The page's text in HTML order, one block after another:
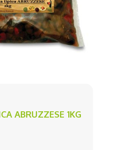
ABRUZZESE 1KG